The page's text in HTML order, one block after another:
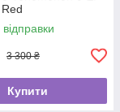
3 300 ₴
Купити